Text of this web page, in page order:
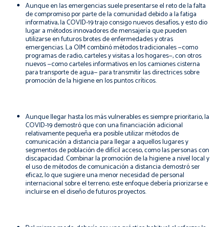
Aunque en las emergencias suele presentarse el reto de la falta
de compromiso por parte de la comunidad debido a la fatiga
informativa, la COVID-19 trajo consigo nuevos desafíos, y esto dio
lugar a métodos innovadores de mensajería que pueden
utilizarse en futuros brotes de enfermedades y otras
emergencias. La OIM combinó métodos tradicionales —como
programas de radio, carteles y visitas a los hogares—, con otros
nuevos —como carteles informativos en los camiones cisterna
para transporte de agua— para transmitir las directrices sobre
promoción de la higiene en los puntos críticos.
Aunque llegar hasta los más vulnerables es siempre prioritario, la
COVID-19 demostró que con una financiación adicional
relativamente pequeña era posible utilizar métodos de
comunicación a distancia para llegar a aquellos lugares y
segmentos de población de difícil acceso, como las personas con
discapacidad. Combinar la promoción de la higiene a nivel local y
el uso de métodos de comunicación a distancia demostró ser
eficaz, lo que sugiere una menor necesidad de personal
internacional sobre el terreno; este enfoque debería priorizarse e
incluirse en el diseño de futuros proyectos.